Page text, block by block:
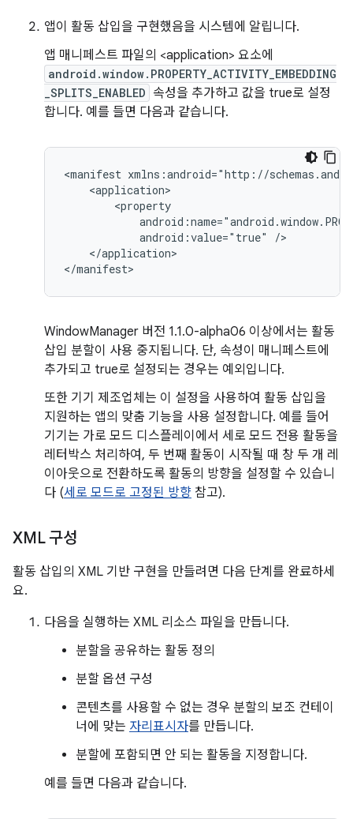
앱이 활동 삽입을 구현했음을 시스템에 알립니다.
앱 매니페스트 파일의 <application> 요소에
android.window.PROPERTY_ACTIVITY_EMBEDDING
_SPLITS_ENABLED 속성을 추가하고 값을 true로 설정
합니다. 예를 들면 다음과 같습니다.
<manifest
android:value="true"
</application>
WindowManager 버전 1.1.0-alpha06 이상에서는 활동
삽입 분할이 사용 중지됩니다. 단, 속성이 매니페스트에
추가되고 true로 설정되는 경우는 예외입니다.
또한 기기 제조업체는 이 설정을 사용하여 활동 삽입을
지원하는 앱의 맞춤 기능을 사용 설정합니다. 예를 들어
기기는 가로 모드 디스플레이에서 세로 모드 전용 활동을
레터박스 처리하여, 두 번째 활동이 시작될 때 창 두 개 레
이아웃으로 전환하도록 활동의 방향을 설정할 수 있습니
다 (세로 모드로 고정된 방향 참고).
XML 구성
활동 삽입의 XML 기반 구현을 만들려면 다음 단계를 완료하세
요.
다음을 실행하는 XML 리소스 파일을 만듭니다.
분할을 공유하는 활동 정의
분할 옵션 구성
콘텐츠를 사용할 수 없는 경우 분할의 보조 컨테이
너에 맞는 자리표시자를 만듭니다.
분할에 포함되면 안 되는 활동을 지정합니다.
예를 들면 다음과 같습니다.